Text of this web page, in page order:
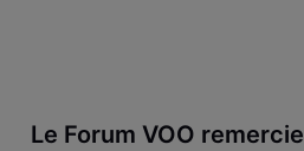
Le Forum VOO remercie